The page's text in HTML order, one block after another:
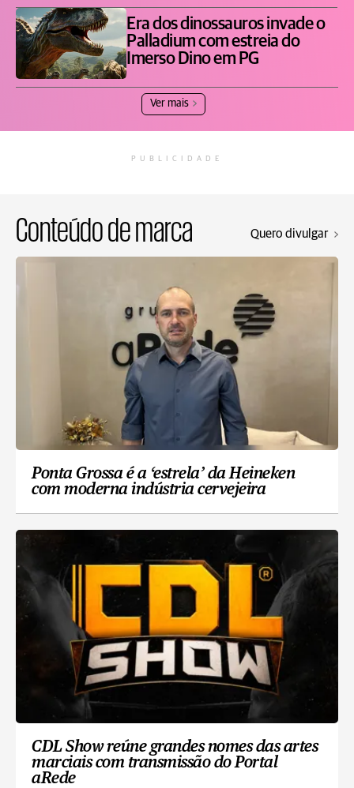
Era dos dinossauros invade o
Palladium com estreia do
Imerso Dino em PG
Ver mais
PUBLICIDADE
Conteúdo de marca Quero divulgar
Ponta Grossa é a ‘estrela’ da Heineken
com moderna indústria cervejeira
CDL Show reúne grandes nomes das artes
marciais com transmissão do Portal
aRede